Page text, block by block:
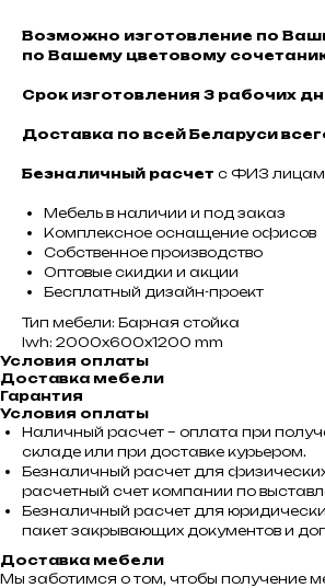
Возможно изготовление по
по Вашему цветовому
Срок изготовления 3 рабочих
Доставка по всей Беларуси
Безналичный расчет с ФИЗ
Мебель в наличии и под заказ
Комплексное оснащение офисов
Собственное производство
Оптовые скидки и акции
Бесплатный дизайн-проект
Тип мебели: Барная стойка
lwh: 2000x600x1200 mm
Условия оплаты
Доставка мебели
Гарантия
Условия оплаты
Наличный расчет – оплата при
складе или при доставке курьером.
Безналичный расчет для
расчетный счет компании по
Безналичный расчет для
пакет закрывающих документов и
Доставка мебели
Мы заботимся о том, чтобы получение